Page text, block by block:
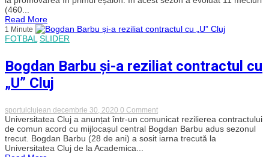
Rapid
contractului
(460...
Read More
1 Minute
FOTBAL SLIDER
Bogdan Barbu și-a reziliat contractul cu
„U” Cluj
sportulclujean decembrie 30, 2020 0 Commenton
Bogdan
Barbu
și-
a
Universitatea Cluj a anunțat într-un comunicat rezilierea contractului
de comun acord cu mijlocașul central Bogdan Barbu adus sezonul
trecut. Bogdan Barbu (28 de ani) a sosit iarna trecută la
Universitatea Cluj de la Academica...